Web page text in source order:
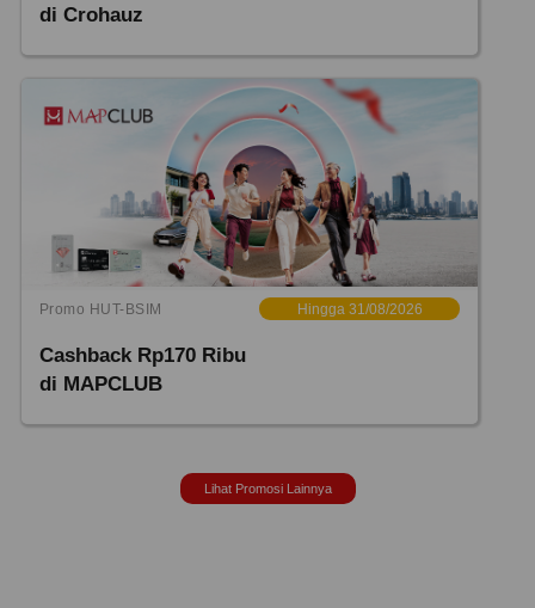
di Crohauz
Promo HUT-BSIM Hingga 31/08/2026
Cashback Rp170 Ribu
di MAPCLUB
Lihat Promosi Lainnya